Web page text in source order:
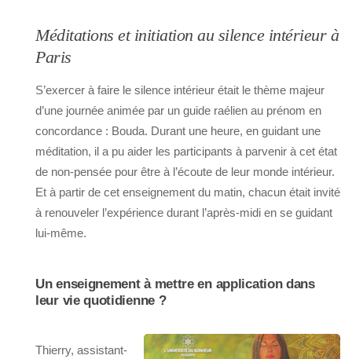
Méditations et initiation au silence intérieur à
Paris
S’exercer à faire le silence intérieur était le thème majeur
d’une journée animée par un guide raélien au prénom en
concordance : Bouda. Durant une heure, en guidant une
méditation, il a pu aider les participants à parvenir à cet état
de non-pensée pour être à l’écoute de leur monde intérieur.
Et à partir de cet enseignement du matin, chacun était invité
à renouveler l’expérience durant l’après-midi en se guidant
lui-même.
Un enseignement à mettre en application dans
leur vie quotidienne ?
Thierry, assistant-